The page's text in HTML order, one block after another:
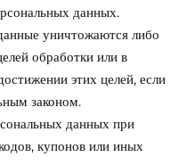
данных.
уничтожаются либо
обработки или в
этих целей, если
законом.
данных при
купонов или иных